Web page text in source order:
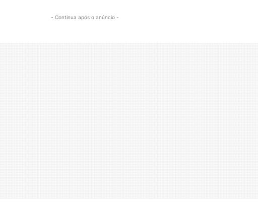
- Continua após o anúncio -